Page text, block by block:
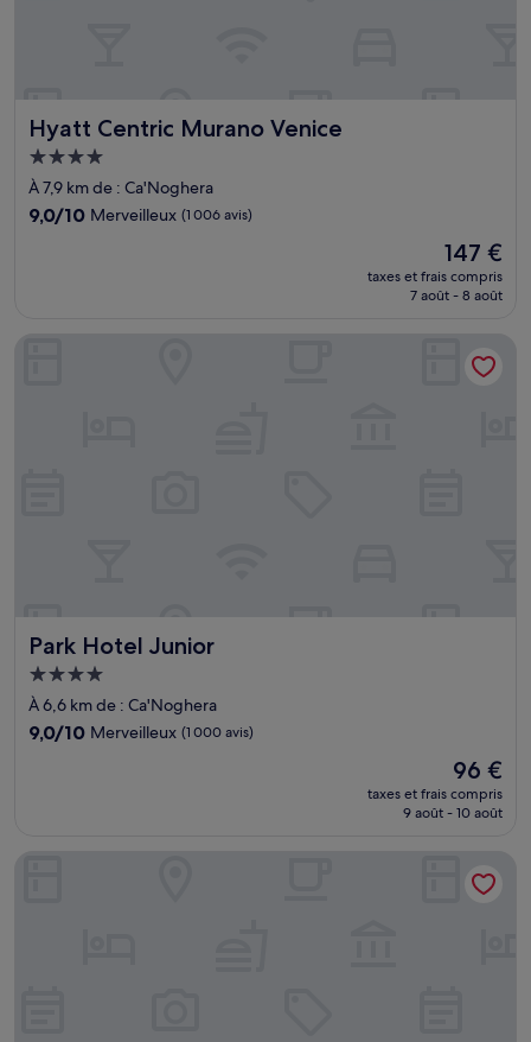
Hyatt Centric Murano Venice
Hyatt Centric Murano Venice
Hébergement
4.0 étoiles
À 7,9 km de : Ca'Noghera
9.0
9,0/10 Merveilleux (1 006 avis)
Le
nouveau
prix
de
147 €
147 €
taxes et frais compris
7 août - 8 août
Park Hotel Junior
Park Hotel Junior
Hébergement
4.0 étoiles
À 6,6 km de : Ca'Noghera
9.0
9,0/10 Merveilleux (1 000 avis)
Le
nouveau
prix
96 €
96 €
taxes et frais compris
9 août - 10 août
NH Collection Venezia Murano Villa